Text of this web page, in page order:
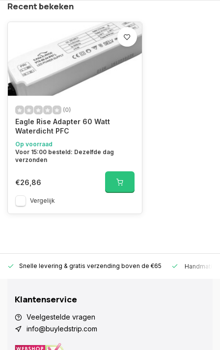
Recent bekeken
(0)
Eagle Rise Adapter 60 Watt
Waterdicht PFC
Op voorraad
Voor 15:00 besteld: Dezelfde dag
verzonden
€26,86
Vergelijk
Snelle levering & gratis verzending boven de €65
Klantenservice
Veelgestelde vragen
info@buyledstrip.com